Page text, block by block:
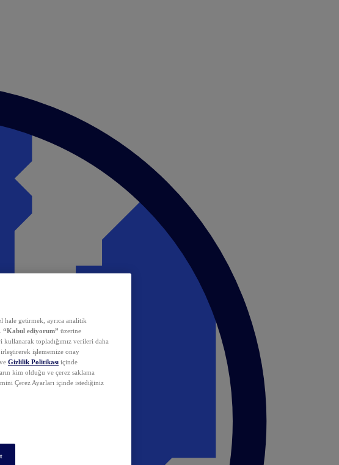
hale getirmek, ayrıca analitik
“Kabul ediyorum” üzerine
topladığımız verileri daha
işlememize onay
ve Gizlilik Politikası içinde
kim olduğu ve çerez saklama
Çerez Ayarları içinde istediğiniz